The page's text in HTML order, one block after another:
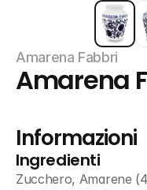
Amarena Fabbri
Amarena
Informazioni
Ingredienti
Zucchero, Amarene